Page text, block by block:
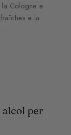
la Cologne e
e la
alcol per